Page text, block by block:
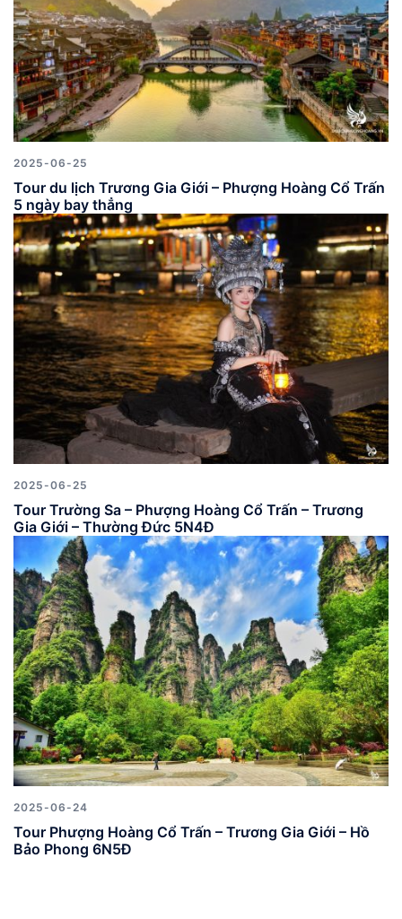
2025-06-25
Tour du lịch Trương Gia Giới – Phượng Hoàng Cổ Trấn
5 ngày bay thẳng
2025-06-25
Tour Trường Sa – Phượng Hoàng Cổ Trấn – Trương
Gia Giới – Thường Đức 5N4Đ
2025-06-24
Tour Phượng Hoàng Cổ Trấn – Trương Gia Giới – Hồ
Bảo Phong 6N5Đ